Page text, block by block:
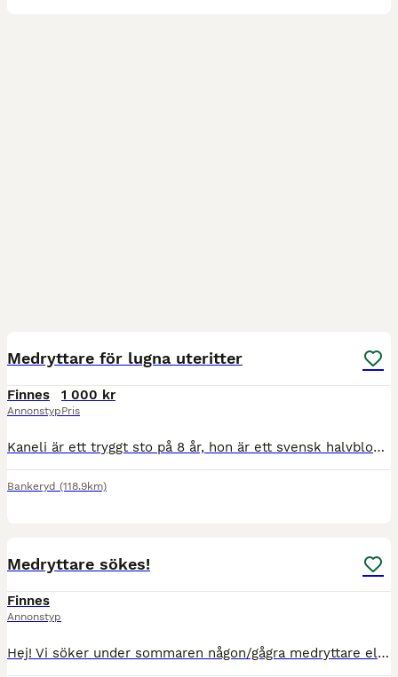
Medryttare för lugna uteritter
Finnes
Annonstyp
1 000 kr
Pris
Kaneli är ett tryggt sto på 8 år, hon är ett svensk halvblod och ca 163 cm i mkh. Hon kan ha mycket sto-attityd beroende på humör, så krävs en rutinerad hästmänniska. :) Hon är oftast väldigt lugn oc
Bankeryd (118.9km)
Medryttare sökes!
Finnes
Annonstyp
Hej! Vi söker under sommaren någon/gågra medryttare eller aktiverare för två av tre hästar. Vi har en varmblod/halvblod valack på 19 år samt ett 16 årigt Islandssto Vi söker dig som gillar skogsture